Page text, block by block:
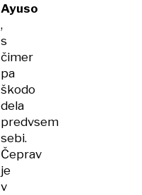
Ayuso
,
s
čimer
pa
škodo
dela
predvsem
sebi.
Čeprav
je
v